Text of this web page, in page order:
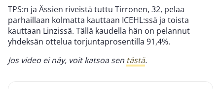
TPS:n ja Ässien riveistä tuttu Tirronen, 32, pelaa
parhaillaan kolmatta kauttaan ICEHL:ssä ja toista
kauttaan Linzissä. Tällä kaudella hän on pelannut
yhdeksän ottelua torjuntaprosentilla 91,4%.
Jos video ei näy, voit katsoa sen tästä.